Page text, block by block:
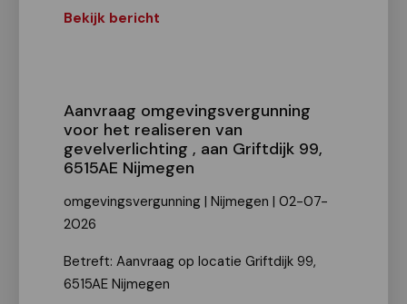
Bekijk bericht
Aanvraag omgevingsvergunning
voor het realiseren van
gevelverlichting , aan Griftdijk 99,
6515AE Nijmegen
omgevingsvergunning | Nijmegen | 02-07-
2026
Betreft: Aanvraag op locatie Griftdijk 99,
6515AE Nijmegen